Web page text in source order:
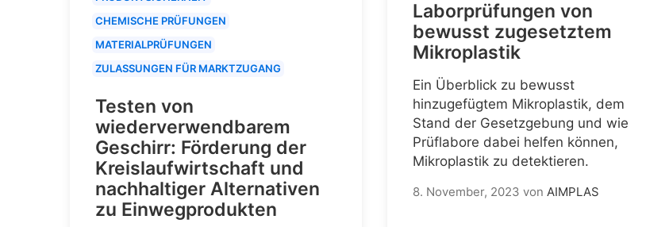
CHEMISCHE PRÜFUNGEN
MATERIALPRÜFUNGEN
ZULASSUNGEN FÜR MARKTZUGANG
Testen von
wiederverwendbarem
Geschirr: Förderung der
Kreislaufwirtschaft und
nachhaltiger Alternativen
zu Einwegprodukten
Laborprüfungen von
bewusst zugesetztem
Mikroplastik
Ein Überblick zu bewusst
hinzugefügtem Mikroplastik, dem
Stand der Gesetzgebung und wie
Prüflabore dabei helfen können,
Mikroplastik zu detektieren.
8. November, 2023 von AIMPLAS